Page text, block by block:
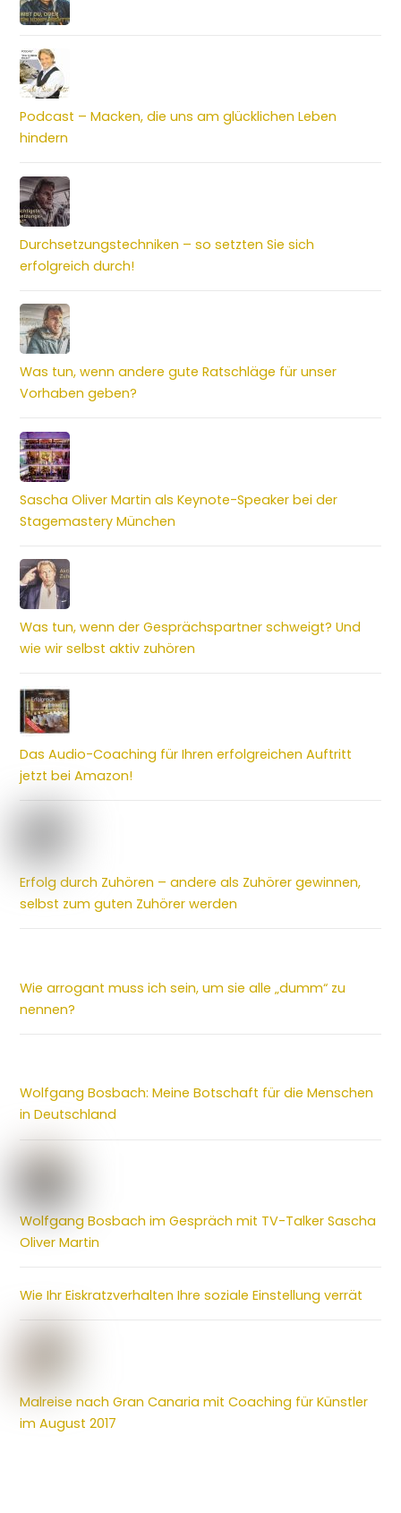
Podcast – Macken, die uns am glücklichen Leben
hindern
Durchsetzungstechniken – so setzten Sie sich
erfolgreich durch!
Was tun, wenn andere gute Ratschläge für unser
Vorhaben geben?
Sascha Oliver Martin als Keynote-Speaker bei der
Stagemastery München
Was tun, wenn der Gesprächspartner schweigt? Und
wie wir selbst aktiv zuhören
Das Audio-Coaching für Ihren erfolgreichen Auftritt
jetzt bei Amazon!
Erfolg durch Zuhören – andere als Zuhörer gewinnen,
selbst zum guten Zuhörer werden
Wie arrogant muss ich sein, um sie alle „dumm“ zu
nennen?
Wolfgang Bosbach: Meine Botschaft für die Menschen
in Deutschland
Wolfgang Bosbach im Gespräch mit TV-Talker Sascha
Oliver Martin
Wie Ihr Eiskratzverhalten Ihre soziale Einstellung verrät
Malreise nach Gran Canaria mit Coaching für Künstler
im August 2017